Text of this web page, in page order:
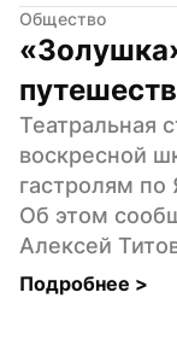
Общество
Театральная
воскресной
гастролям по
Об этом
Алексей
Подробнее >